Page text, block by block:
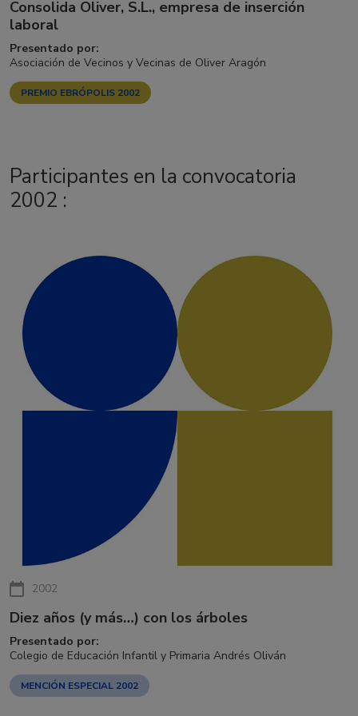
Consolida Oliver, S.L., empresa de inserción
laboral
Presentado por:
Asociación de Vecinos y Vecinas de Oliver Aragón
PREMIO EBRÓPOLIS 2002
Participantes en la convocatoria
2002 :
2002
Diez años (y más…) con los árboles
Presentado por:
Colegio de Educación Infantil y Primaria Andrés Oliván
MENCIÓN ESPECIAL 2002